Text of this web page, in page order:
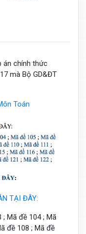
án chính thức
mà Bộ GD&ĐT
Toán
TẠI ĐÂY:
; Mã đề 104 ; Mã
đề 108 ; Mã đề